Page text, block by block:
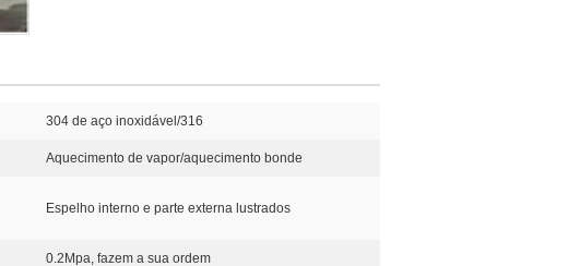
304 de aço inoxidável/316
Aquecimento de vapor/aquecimento bonde
Espelho interno e parte externa lustrados
0.2Mpa, fazem a sua ordem